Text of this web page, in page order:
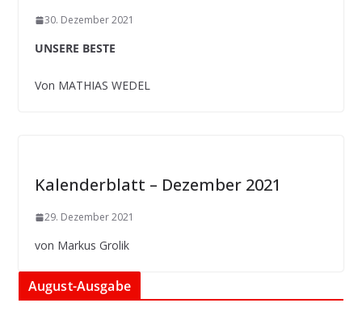
30. Dezember 2021
UNSERE BESTE
Von MATHIAS WEDEL
Kalenderblatt – Dezember 2021
29. Dezember 2021
von Markus Grolik
August-Ausgabe